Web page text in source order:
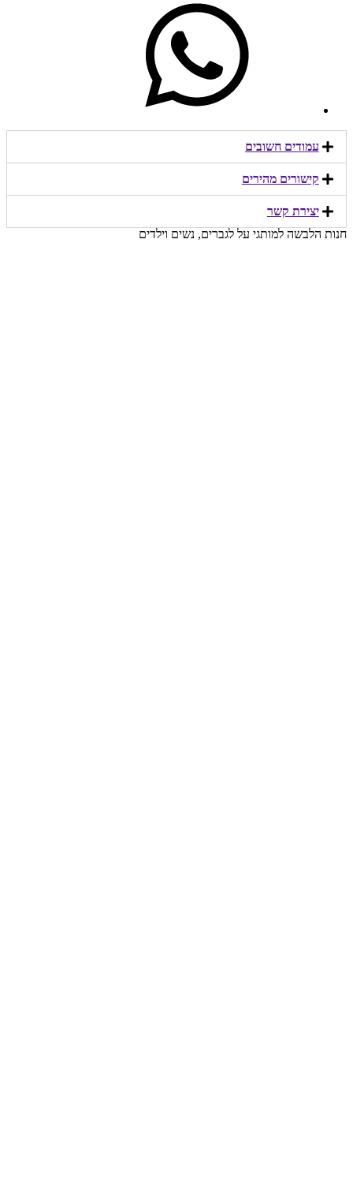
עמודים חשובים
קישורים מהירים​
יצירת קשר​
חנות הלבשה למותגי על לגברים, נשים וילדים